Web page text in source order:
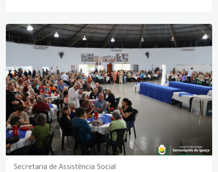
Secretaria de Assistência Social